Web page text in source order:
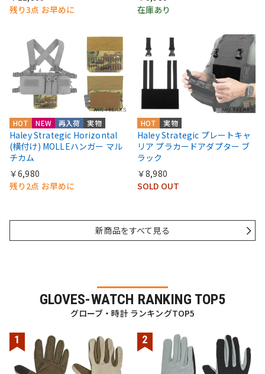
残り3点 お早めに
在庫あり
HOT NEW 再入荷 実物
Haley Strategic Horizontal
(横付け) MOLLEハンガー マル
チカム
￥6,980
残り2点 お早めに
HOT 実物
Haley Strategic プレートキャ
リア プラカードアダプター ブ
ラック
￥8,980
SOLD OUT
新商品をすべて見る
GLOVES-WATCH RANKING TOP5
グローブ・時計 ランキングTOP5